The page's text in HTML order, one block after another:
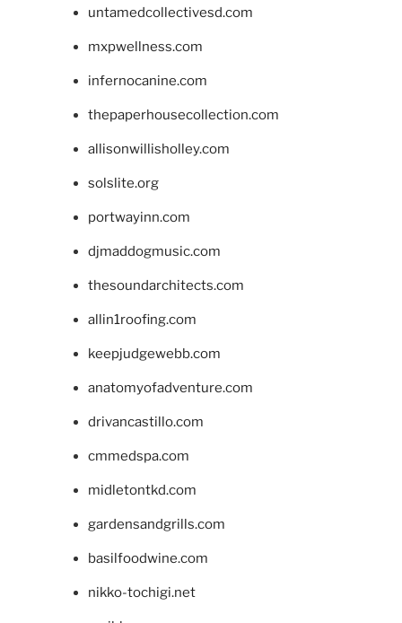
untamedcollectivesd.com
mxpwellness.com
infernocanine.com
thepaperhousecollection.com
allisonwillisholley.com
solslite.org
portwayinn.com
djmaddogmusic.com
thesoundarchitects.com
allin1roofing.com
keepjudgewebb.com
anatomyofadventure.com
drivancastillo.com
cmmedspa.com
midletontkd.com
gardensandgrills.com
basilfoodwine.com
nikko-tochigi.net